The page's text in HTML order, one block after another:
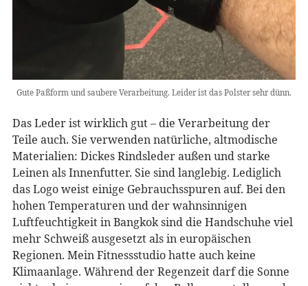
Gute Paßform und saubere Verarbeitung. Leider ist das Polster sehr dünn.
Das Leder ist wirklich gut – die Verarbeitung der
Teile auch. Sie verwenden natürliche, altmodische
Materialien: Dickes Rindsleder außen und starke
Leinen als Innenfutter. Sie sind langlebig. Lediglich
das Logo weist einige Gebrauchsspuren auf. Bei den
hohen Temperaturen und der wahnsinnigen
Luftfeuchtigkeit in Bangkok sind die Handschuhe viel
mehr Schweiß ausgesetzt als in europäischen
Regionen. Mein Fitnessstudio hatte auch keine
Klimaanlage. Während der Regenzeit darf die Sonne